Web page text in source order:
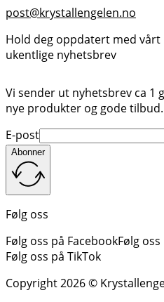
post@krystallengelen.no
Hold deg oppdatert med vårt
ukentlige nyhetsbrev
Vi sender ut nyhetsbrev ca 1
nye produkter og gode tilbud.
E-post
Abonner
Følg oss
Følg oss på FacebookFølg
Følg oss på TikTok
Copyright 2026 ©